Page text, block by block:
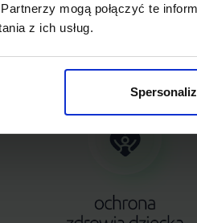
mogą połączyć te
z ich usług.